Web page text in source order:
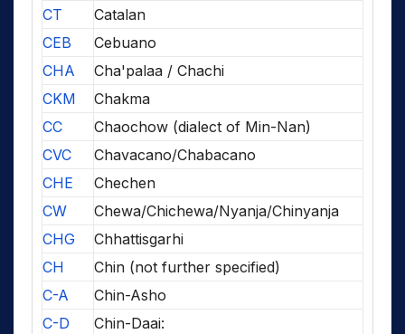
CT
Catalan
CEB
Cebuano
CHA
Cha'palaa / Chachi
CKM
Chakma
CC
Chaochow (dialect of Min-Nan)
CVC
Chavacano/Chabacano
CHE
Chechen
CW
Chewa/Chichewa/Nyanja/Chinyanja
CHG
Chhattisgarhi
CH
Chin (not further specified)
C-A
Chin-Asho
C-D
Chin-Daai: